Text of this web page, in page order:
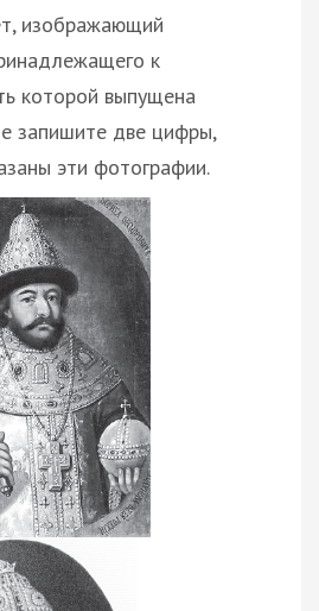
изображающий
к
которой выпущена
запишите две цифры,
эти фотографии.